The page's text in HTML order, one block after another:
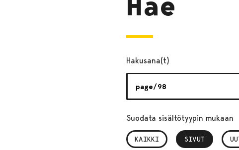
Hakusana(t)
Suodata sisältötyypin mukaan
KAIKKI SIVUT
, VALITTU